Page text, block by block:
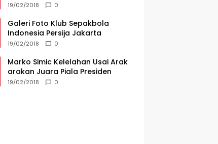
19/02/2018 0
Galeri Foto Klub Sepakbola
Indonesia Persija Jakarta
19/02/2018 0
Marko Simic Kelelahan Usai Arak
arakan Juara Piala Presiden
19/02/2018 0